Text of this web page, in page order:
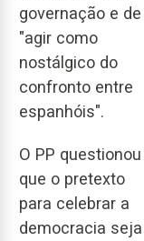
governação e de
"agir como
nostálgico do
confronto entre
espanhóis".
O PP questionou
que o pretexto
para celebrar a
democracia seja